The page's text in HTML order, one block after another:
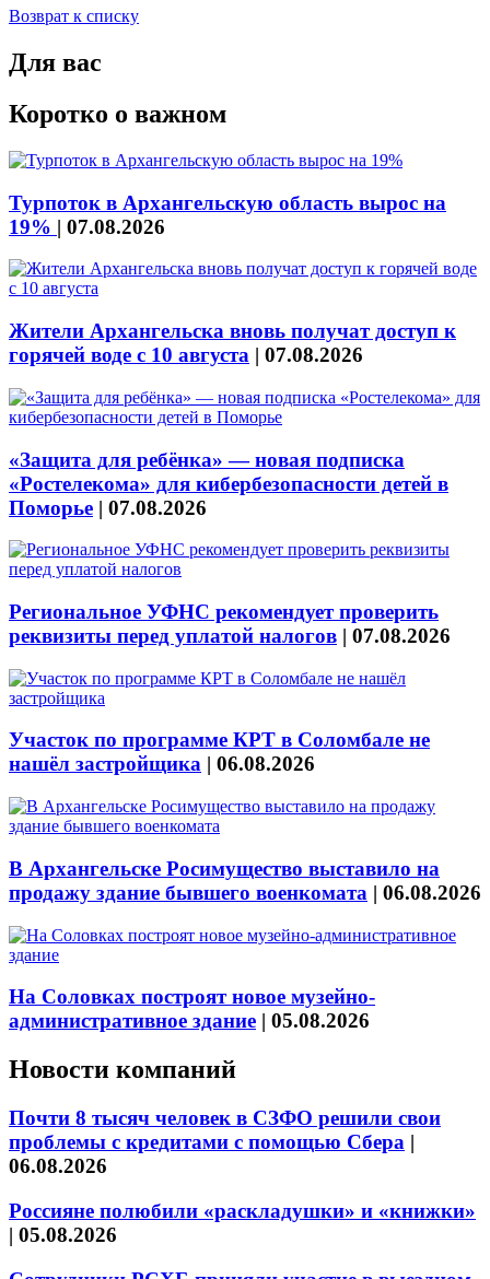
Возврат к списку
Для вас
Коротко о важном
Турпоток в Архангельскую область вырос на
19% | 07.08.2026
Жители Архангельска вновь получат доступ к
горячей воде с 10 августа | 07.08.2026
«Защита для ребёнка» — новая подписка
«Ростелекома» для кибербезопасности детей в
Поморье | 07.08.2026
Региональное УФНС рекомендует проверить
реквизиты перед уплатой налогов | 07.08.2026
Участок по программе КРТ в Соломбале не
нашёл застройщика | 06.08.2026
В Архангельске Росимущество выставило на
продажу здание бывшего военкомата | 06.08.2026
На Соловках построят новое музейно-
административное здание | 05.08.2026
Новости компаний
Почти 8 тысяч человек в СЗФО решили свои
проблемы с кредитами с помощью Сбера |
06.08.2026
Россияне полюбили «раскладушки» и «книжки»
| 05.08.2026